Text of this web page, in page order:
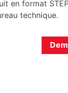
en format
technique.